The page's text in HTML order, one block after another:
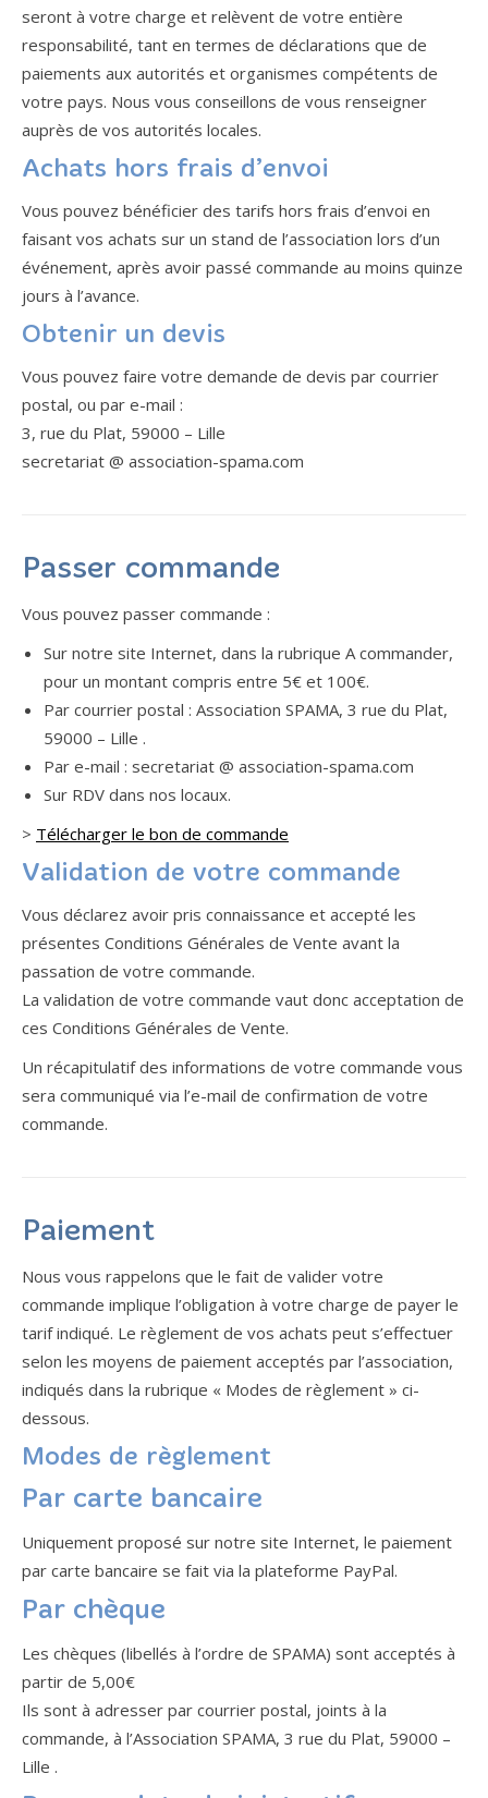
seront à votre charge et relèvent de votre entière
responsabilité, tant en termes de déclarations que de
paiements aux autorités et organismes compétents de
votre pays. Nous vous conseillons de vous renseigner
auprès de vos autorités locales.
Achats hors frais d’envoi
Vous pouvez bénéficier des tarifs hors frais d’envoi en
faisant vos achats sur un stand de l’association lors d’un
événement, après avoir passé commande au moins quinze
jours à l’avance.
Obtenir un devis
Vous pouvez faire votre demande de devis par courrier
postal, ou par e-mail :
3, rue du Plat, 59000 – Lille
secretariat @ association-spama.com
Passer commande
Vous pouvez passer commande :
Sur notre site Internet, dans la rubrique A commander,
pour un montant compris entre 5€ et 100€.
Par courrier postal : Association SPAMA, 3 rue du Plat,
59000 – Lille .
Par e-mail : secretariat @ association-spama.com
Sur RDV dans nos locaux.
> Télécharger le bon de commande
Validation de votre commande
Vous déclarez avoir pris connaissance et accepté les
présentes Conditions Générales de Vente avant la
passation de votre commande.
La validation de votre commande vaut donc acceptation de
ces Conditions Générales de Vente.
Un récapitulatif des informations de votre commande vous
sera communiqué via l’e-mail de confirmation de votre
commande.
Paiement
Nous vous rappelons que le fait de valider votre
commande implique l’obligation à votre charge de payer le
tarif indiqué. Le règlement de vos achats peut s’effectuer
selon les moyens de paiement acceptés par l’association,
indiqués dans la rubrique « Modes de règlement » ci-
dessous.
Modes de règlement
Par carte bancaire
Uniquement proposé sur notre site Internet, le paiement
par carte bancaire se fait via la plateforme PayPal.
Par chèque
Les chèques (libellés à l’ordre de SPAMA) sont acceptés à
partir de 5,00€
Ils sont à adresser par courrier postal, joints à la
commande, à l’Association SPAMA, 3 rue du Plat, 59000 –
Lille .